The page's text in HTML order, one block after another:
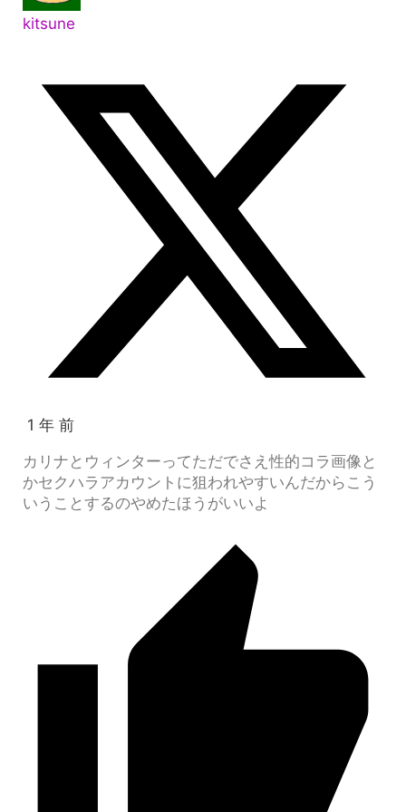
kitsune
1 年 前
カリナとウィンターってただでさえ性的コラ画像と
かセクハラアカウントに狙われやすいんだからこう
いうことするのやめたほうがいいよ